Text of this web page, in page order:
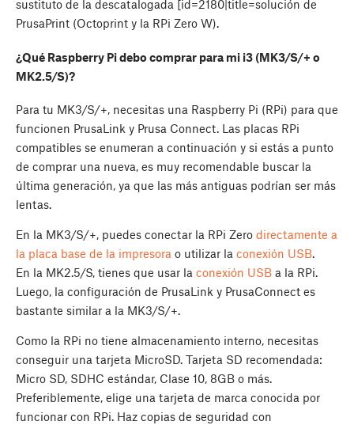
sustituto de la descatalogada [id=2180|title=solución de
PrusaPrint (Octoprint y la RPi Zero W).
¿Qué Raspberry Pi debo comprar para mi i3 (MK3/S/+ o
MK2.5/S)?
Para tu MK3/S/+, necesitas una Raspberry Pi (RPi) para que
funcionen PrusaLink y Prusa Connect. Las placas RPi
compatibles se enumeran a continuación y si estás a punto
de comprar una nueva, es muy recomendable buscar la
última generación, ya que las más antiguas podrían ser más
lentas.
En la MK3/S/+, puedes conectar la RPi Zero directamente a
la placa base de la impresora o utilizar la conexión USB.
En la MK2.5/S, tienes que usar la conexión USB a la RPi.
Luego, la configuración de PrusaLink y PrusaConnect es
bastante similar a la MK3/S/+.
Como la RPi no tiene almacenamiento interno, necesitas
conseguir una tarjeta MicroSD. Tarjeta SD recomendada:
Micro SD, SDHC estándar, Clase 10, 8GB o más.
Preferiblemente, elige una tarjeta de marca conocida por
funcionar con RPi. Haz copias de seguridad con